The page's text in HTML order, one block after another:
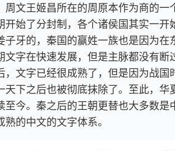
周文王姬昌所在的周原本作为商的一
开始了分封制，各个诸侯国其实一开
牙的，秦国的赢姓一族也是因为在
字在快速发展，但是主脉都没有断
文字已经很成熟了，但是因为战国
下之后也被彻底抹除了。至此，华
至今。秦之后的王朝更替也大多数是
的中文的文字体系。